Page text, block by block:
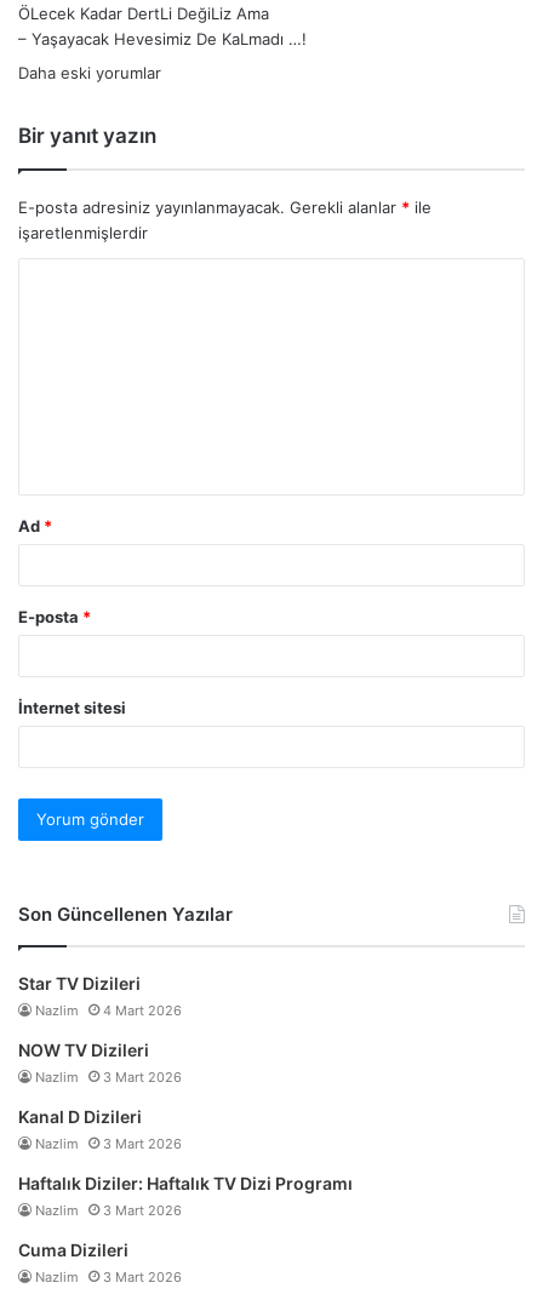
k
i
:
ÖLecek Kadar DertLi DeğiLiz Ama
– Yaşayacak Hevesimiz De KaLmadı …!
Yorum
gezinmesi
Daha eski yorumlar
Bir yanıt yazın
E-posta adresiniz yayınlanmayacak. Gerekli alanlar * ile
işaretlenmişlerdir
Ad *
E-posta *
İnternet sitesi
Son Güncellenen Yazılar
Star TV Dizileri
Nazlim 4 Mart 2026
NOW TV Dizileri
Nazlim 3 Mart 2026
Kanal D Dizileri
Nazlim 3 Mart 2026
Haftalık Diziler: Haftalık TV Dizi Programı
Nazlim 3 Mart 2026
Cuma Dizileri
Nazlim 3 Mart 2026